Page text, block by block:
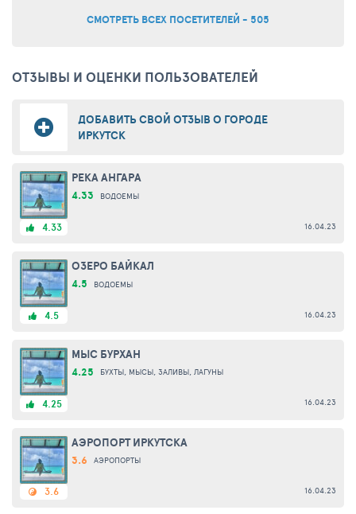
СМОТРЕТЬ ВСЕХ ПОСЕТИТЕЛЕЙ - 505
ОТЗЫВЫ И ОЦЕНКИ ПОЛЬЗОВАТЕЛЕЙ
ДОБАВИТЬ СВОЙ ОТЗЫВ О ГОРОДЕ
ИРКУТСК
16.04.23
РЕКА АНГАРА
4.33 ВОДОЕМЫ
4.33
16.04.23
ОЗЕРО БАЙКАЛ
4.5 ВОДОЕМЫ
4.5
16.04.23
МЫС БУРХАН
4.25 БУХТЫ, МЫСЫ, ЗАЛИВЫ, ЛАГУНЫ
4.25
16.04.23
АЭРОПОРТ ИРКУТСКА
3.6 АЭРОПОРТЫ
3.6